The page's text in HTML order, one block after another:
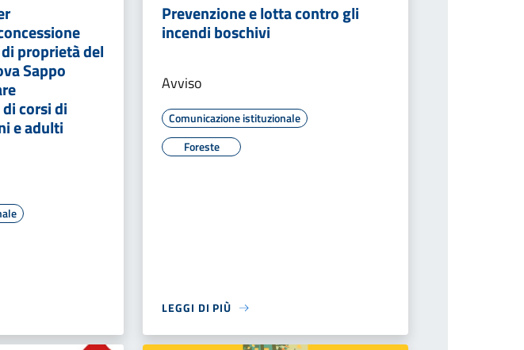
proprietà del
Sappo
corsi di
e adulti
Prevenzione e lotta contro gli
incendi boschivi
Avviso
Comunicazione istituzionale
Foreste
LEGGI DI PIÙ